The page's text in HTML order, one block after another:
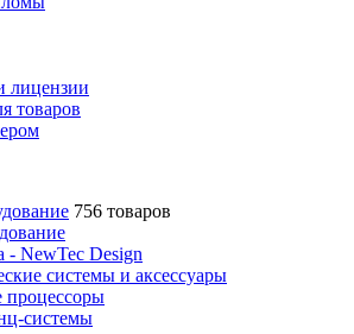
лицензии
товаров
756 товаров
- NewTec Design
системы и аксессуары
процессоры
системы